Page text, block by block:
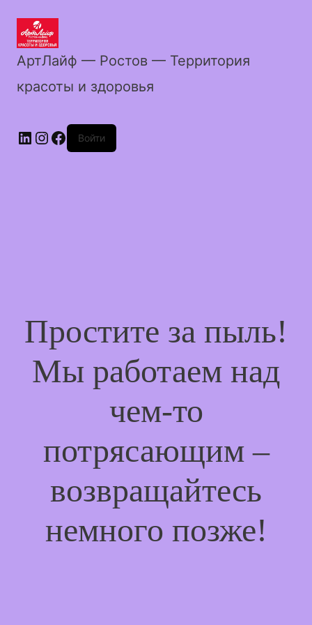
АртЛайф — Ростов — Территория
красоты и здоровья
LinkedIn
Instagram
Facebook
Войти
Простите за пыль!
Мы работаем над
чем-то
потрясающим –
возвращайтесь
немного позже!